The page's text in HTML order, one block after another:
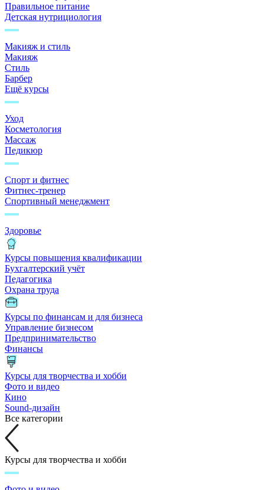
Правильное питание
Детская нутрициология
Макияж и стиль
Макияж
Стиль
Барбер
Ещё курсы
Уход
Косметология
Массаж
Педикюр
Спорт и фитнес
Фитнес-тренер
Спортивный менеджмент
Здоровье
Курсы повышения квалификации
Бухгалтерский учёт
Педагогика
Охрана труда
Курсы по финансам и для бизнеса
Управление бизнесом
Предпринимательство
Финансы
Курсы для творчества и хобби
Фото и видео
Кино
Sound-дизайн
Все категории
Курсы для творчества и хобби